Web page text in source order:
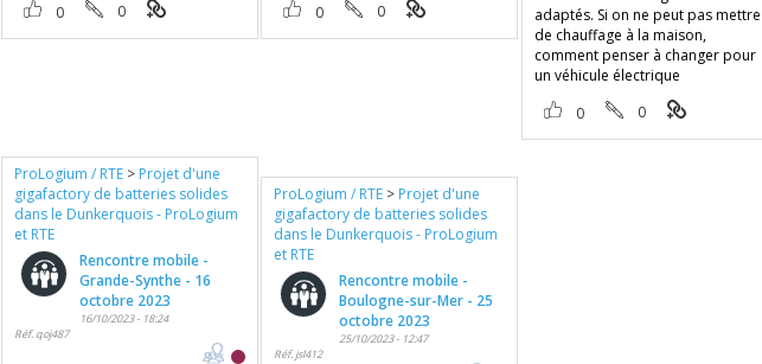
0
0
0
0
adaptés. Si on ne peut pas mettre
de chauffage à la maison,
comment penser à changer pour
un véhicule électrique
0
0
ProLogium / RTE > Projet d'une
gigafactory de batteries solides
dans le Dunkerquois - ProLogium
et RTE
Rencontre mobile -
Grande-Synthe - 16
octobre 2023
16/10/2023 - 18:24
Réf. qoj487
ProLogium / RTE > Projet d'une
gigafactory de batteries solides
dans le Dunkerquois - ProLogium
et RTE
Rencontre mobile -
Boulogne-sur-Mer - 25
octobre 2023
25/10/2023 - 12:47
Réf. jsl412